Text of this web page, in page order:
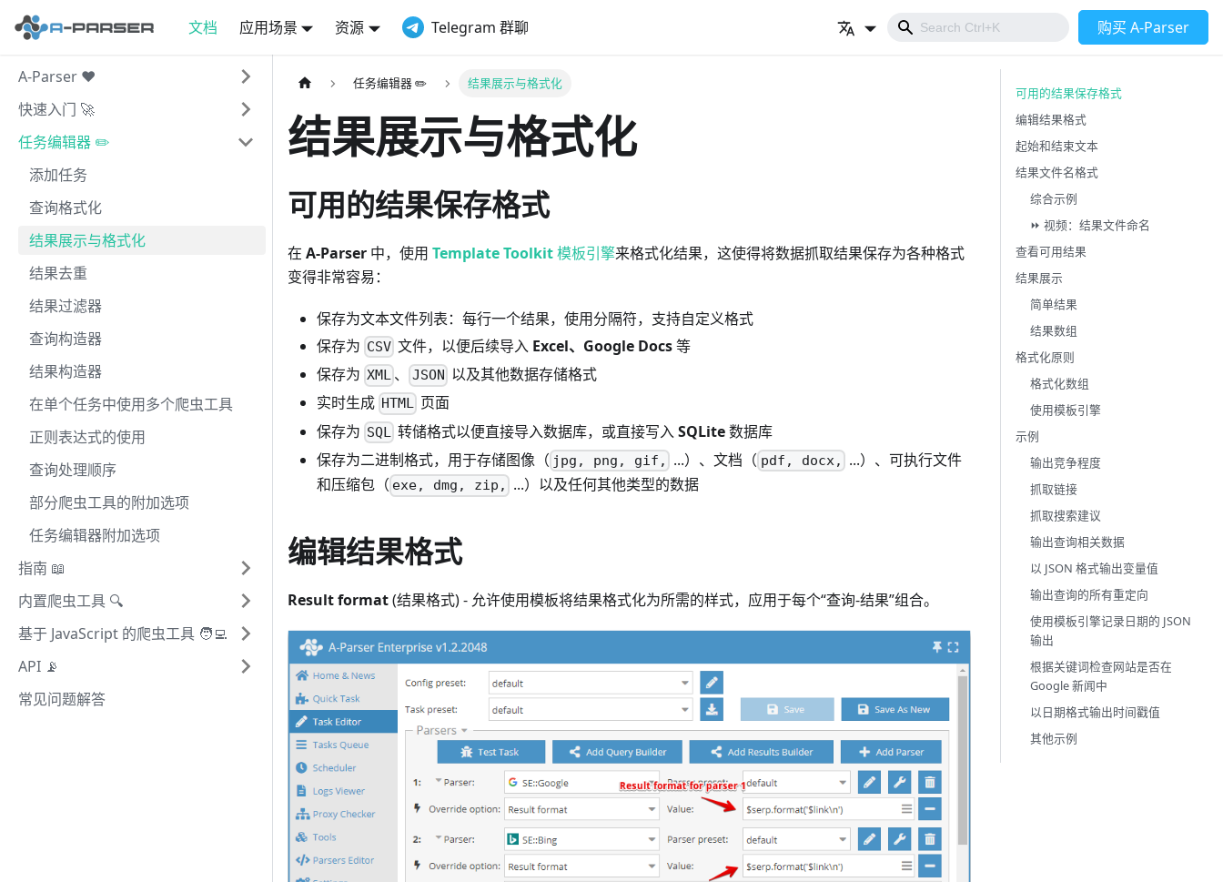
文档 应用场景 资源 Telegram 群聊 购买 A-Parser
A-Parser ❤️
快速入门 🚀
任务编辑器 ✏️
添加任务
查询格式化
结果展示与格式化
结果去重
结果过滤器
查询构造器
结果构造器
在单个任务中使用多个爬虫工具
正则表达式的使用
查询处理顺序
部分爬虫工具的附加选项
任务编辑器附加选项
指南 📖
内置爬虫工具 🔍
基于 JavaScript 的爬虫工具 🧑‍💻
API 📡
常见问题解答
任务编辑器 ✏️ 结果展示与格式化
结果展示与格式化
可用的结果保存格式
在 A-Parser 中，使用 Template Toolkit模板引擎来格式化结果，这使得将数据抓取结果保存为各种格式
变得非常容易：
保存为文本文件列表：每行一个结果，使用分隔符，支持自定义格式
保存为 CSV 文件，以便后续导入 Excel、Google Docs等
保存为 XML 、 JSON 以及其他数据存储格式
实时生成 HTML 页面
保存为 SQL 转储格式以便直接导入数据库，或直接写入SQLite数据库
保存为二进制格式，用于存储图像（ jpg, png, gif, ...）、文档（ pdf, docx, ...）、可执行文件
和压缩包（ exe, dmg, zip, ...）以及任何其他类型的数据
编辑结果格式
Result format(结果格式) - 允许使用模板将结果格式化为所需的样式，应用于每个“查询-结果”组合。
可用的结果保存格式
编辑结果格式
起始和结束文本
结果文件名格式
综合示例
⏩ 视频：结果文件命名
查看可用结果
结果展示
简单结果
结果数组
格式化原则
格式化数组
使用模板引擎
示例
输出竞争程度
抓取链接
抓取搜索建议
输出查询相关数据
以 JSON 格式输出变量值
输出查询的所有重定向
使用模板引擎记录日期的 JSON
输出
根据关键词检查网站是否在
Google 新闻中
以日期格式输出时间戳值
其他示例